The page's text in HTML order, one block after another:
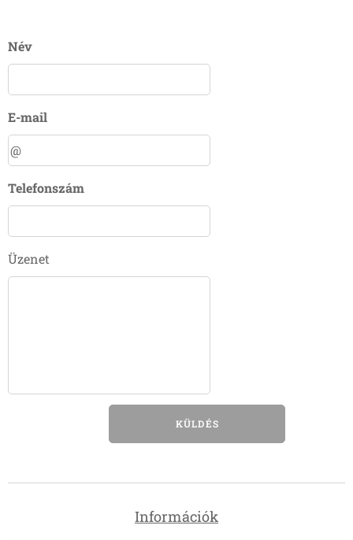
Név
E-mail
Telefonszám
Üzenet
KÜLDÉS
Információk